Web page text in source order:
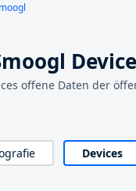
offene Daten der
Devices